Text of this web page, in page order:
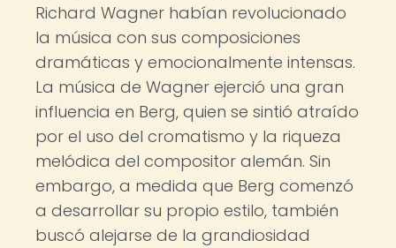
Richard Wagner habían revolucionado
la música con sus composiciones
dramáticas y emocionalmente intensas.
La música de Wagner ejerció una gran
influencia en Berg, quien se sintió atraído
por el uso del cromatismo y la riqueza
melódica del compositor alemán. Sin
embargo, a medida que Berg comenzó
a desarrollar su propio estilo, también
buscó alejarse de la grandiosidad